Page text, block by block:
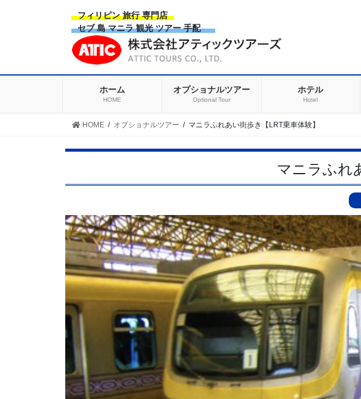
フィリピン 旅行 専門店
セブ 島 マニラ 観光 ツアー 手配
ホーム
HOME
オプショナルツアー
Optional Tour
ホテル
Hotel
HOME オプショナルツアー マニラふれあい街歩き【LRT乗車体験】
マニラふれ